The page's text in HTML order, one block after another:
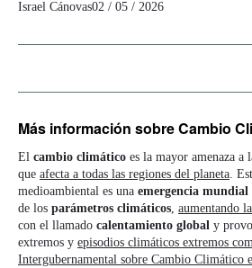
Israel Cánovas02 / 05 / 2026
Más información sobre Cambio
El cambio climático es la mayor amenaza a
que afecta a todas las regiones del planeta.
medioambiental es una emergencia mundial
de los parámetros climáticos, aumentando
con el llamado calentamiento global y
extremos y episodios climáticos extremos
Intergubernamental sobre Cambio Climático